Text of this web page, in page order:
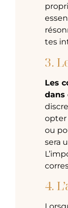
tes
3.
Les
dans
opter
ou
sera
4.